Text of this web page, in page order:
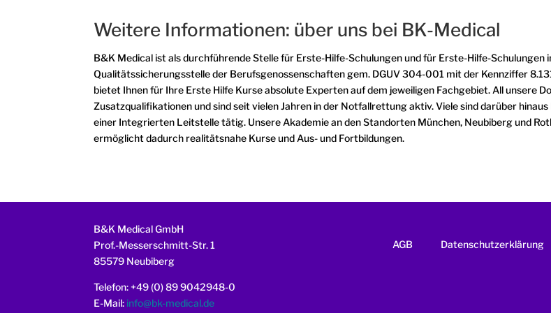
Weitere Informationen: über uns bei BK-Medical
B&K Medical ist als durchführende Stelle für Erste-Hilfe-Schulungen und für Erste-Hilfe-
Qualitätssicherungsstelle der Berufsgenossenschaften gem. DGUV 304-001 mit der Kennziffer
bietet Ihnen für Ihre Erste Hilfe Kurse absolute Experten auf dem jeweiligen Fachgebiet. All unsere
Zusatzqualifikationen und sind seit vielen Jahren in der Notfallrettung aktiv. Viele sind darüber
einer Integrierten Leitstelle tätig. Unsere Akademie an den Standorten München, Neubiberg und
ermöglicht dadurch realitätsnahe Kurse und Aus- und Fortbildungen.
B&K Medical GmbH
Prof.-Messerschmitt-Str. 1
85579 Neubiberg
Telefon: +49 (0) 89 9042948-0
E-Mail: info@bk-medical.de
AGB Datenschutzerklärung